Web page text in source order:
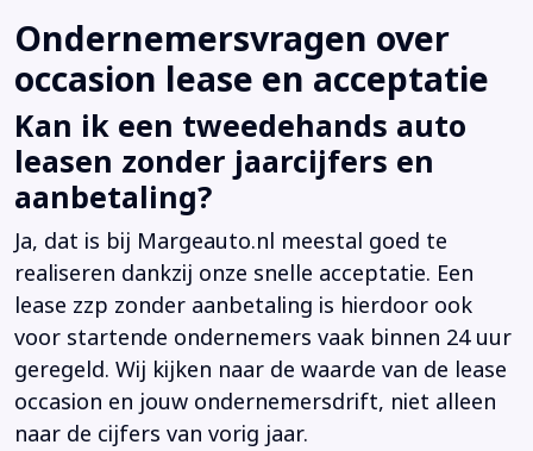
Ondernemersvragen over
occasion lease en acceptatie
Kan ik een tweedehands auto
leasen zonder jaarcijfers en
aanbetaling?
Ja, dat is bij Margeauto.nl meestal goed te
realiseren dankzij onze snelle acceptatie. Een
lease zzp zonder aanbetaling is hierdoor ook
voor startende ondernemers vaak binnen 24 uur
geregeld. Wij kijken naar de waarde van de lease
occasion en jouw ondernemersdrift, niet alleen
naar de cijfers van vorig jaar.